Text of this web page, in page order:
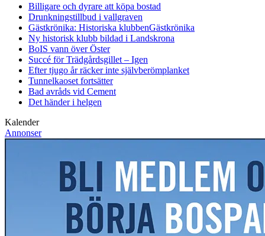
Billigare och dyrare att köpa bostad
Drunkningstillbud i vallgraven
Gästkrönika: Historiska klubbenGästkrönika
Ny historisk klubb bildad i Landskrona
BoIS vann över Öster
Succé för Trädgårdsgillet – Igen
Efter tjugo år räcker inte självberömplanket
Tunnelkaoset fortsätter
Bad avråds vid Cement
Det händer i helgen
Kalender
Annonser